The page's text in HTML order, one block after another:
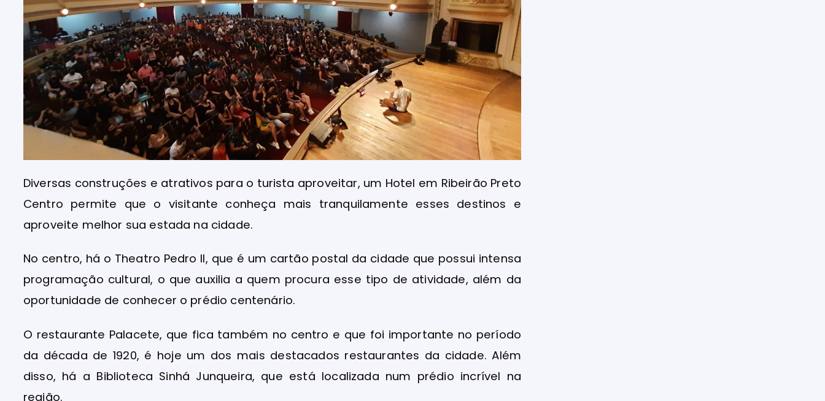
Diversas construções e atrativos para o turista aproveitar, um Hotel em Ribeirão Preto
Centro permite que o visitante conheça mais tranquilamente esses destinos e
aproveite melhor sua estada na cidade.
No centro, há o Theatro Pedro II, que é um cartão postal da cidade que possui intensa
programação cultural, o que auxilia a quem procura esse tipo de atividade, além da
oportunidade de conhecer o prédio centenário.
O restaurante Palacete, que fica também no centro e que foi importante no período
da década de 1920, é hoje um dos mais destacados restaurantes da cidade. Além
disso, há a Biblioteca Sinhá Junqueira, que está localizada num prédio incrível na
região.